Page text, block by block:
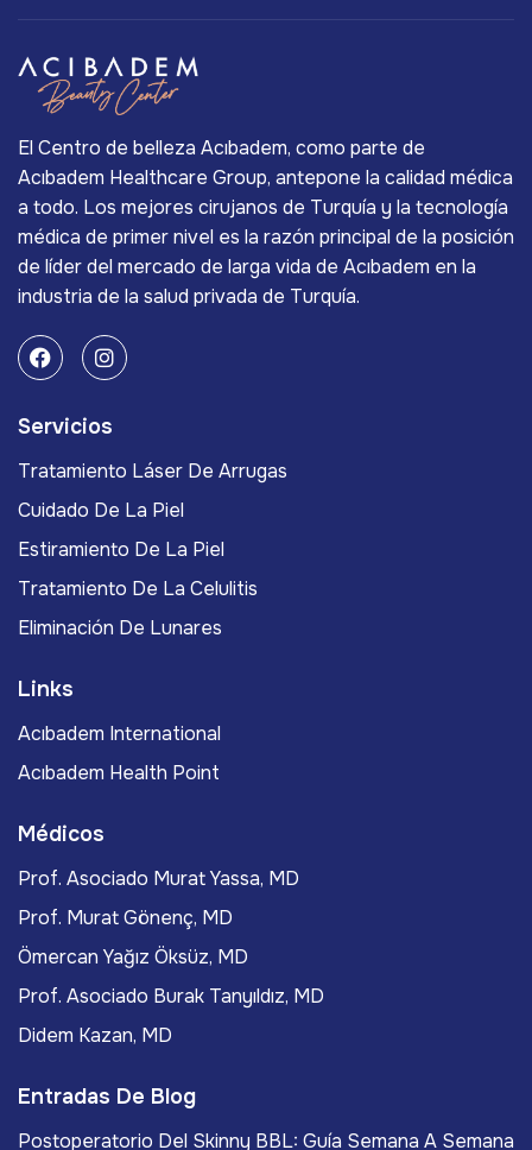
El Centro de belleza Acıbadem, como parte de
Acıbadem Healthcare Group, antepone la calidad médica
a todo. Los mejores cirujanos de Turquía y la tecnología
médica de primer nivel es la razón principal de la posición
de líder del mercado de larga vida de Acıbadem en la
industria de la salud privada de Turquía.
Servicios
Tratamiento Láser De Arrugas
Cuidado De La Piel
Estiramiento De La Piel
Tratamiento De La Celulitis
Eliminación De Lunares
Links
Acıbadem International
Acıbadem Health Point
Médicos
Prof. Asociado Murat Yassa, MD
Prof. Murat Gönenç, MD
Ömercan Yağız Öksüz, MD
Prof. Asociado Burak Tanyıldız, MD
Didem Kazan, MD
Entradas De Blog
Postoperatorio Del Skinny BBL: Guía Semana A Semana